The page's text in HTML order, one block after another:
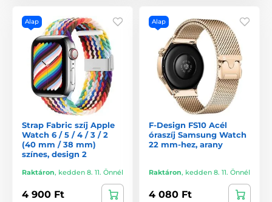
Alap
Strap Fabric szíj Apple
Watch 6 / 5 / 4 / 3 / 2
(40 mm / 38 mm)
színes, design 2
Raktáron, kedden 8. 11. Önnél
4 900 Ft
Alap
F-Design FS10 Acél
óraszíj Samsung Watch
22 mm-hez, arany
Raktáron, kedden 8. 11. Önnél
4 080 Ft